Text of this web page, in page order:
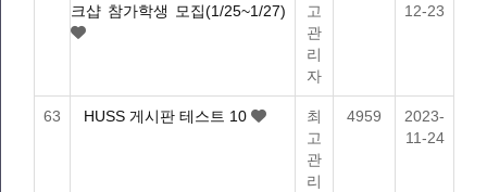
크샵 참가학생 모집(1/25~1/27)
고
관
리
자
12-23
63 HUSS 게시판 테스트 10
최
고
관
리
4959
2023-
11-24